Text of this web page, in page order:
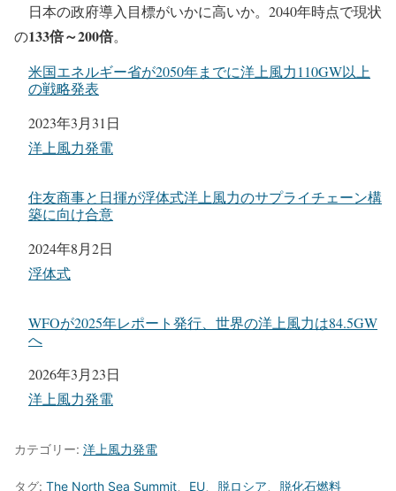
日本の政府導入目標がいかに高いか。2040年時点で現状
の133倍～200倍。
米国エネルギー省が2050年までに洋上風力110GW以上
の戦略発表
日付
2023年3月31日
関連理由
洋上風力発電
住友商事と日揮が浮体式洋上風力のサプライチェーン構
築に向け合意
日付
2024年8月2日
関連理由
浮体式
WFOが2025年レポート発行、世界の洋上風力は84.5GW
へ
日付
2026年3月23日
関連理由
洋上風力発電
カテゴリー: 洋上風力発電
タグ: The North Sea Summit EU 脱ロシア 脱化石燃料